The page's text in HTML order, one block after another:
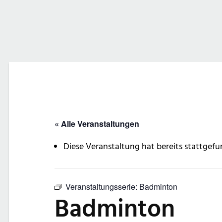
« Alle Veranstaltungen
Diese Veranstaltung hat bereits
Veranstaltungsserie: Badminton
Badminton